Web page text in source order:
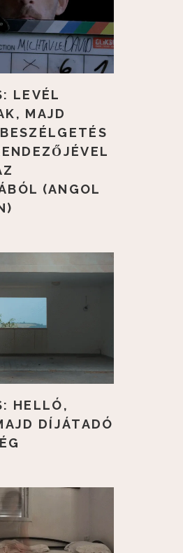
LEVÉL
MAJD
(ANGOL
HELLÓ,
DÍJÁTADÓ